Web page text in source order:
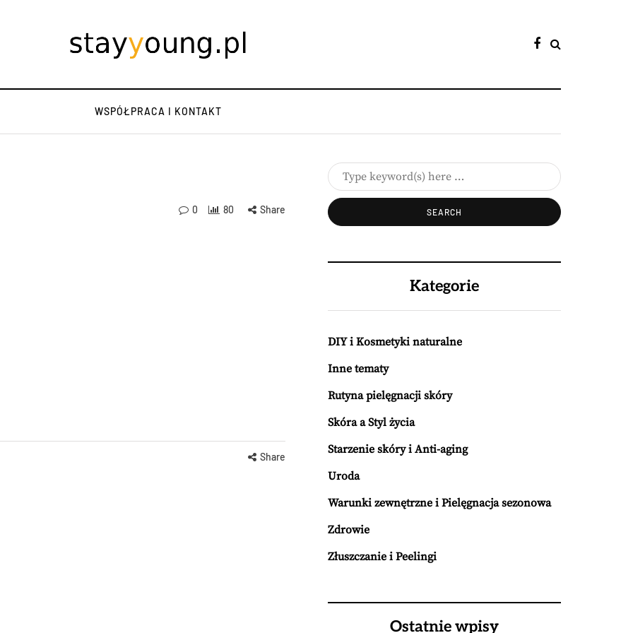
WSPÓŁPRACA I KONTAKT
0 80 Share
Share
Kategorie
DIY i Kosmetyki naturalne
Inne tematy
Rutyna pielęgnacji skóry
Skóra a Styl życia
Starzenie skóry i Anti-aging
Uroda
Warunki zewnętrzne i Pielęgnacja sezonowa
Zdrowie
Złuszczanie i Peelingi
Ostatnie wpisy